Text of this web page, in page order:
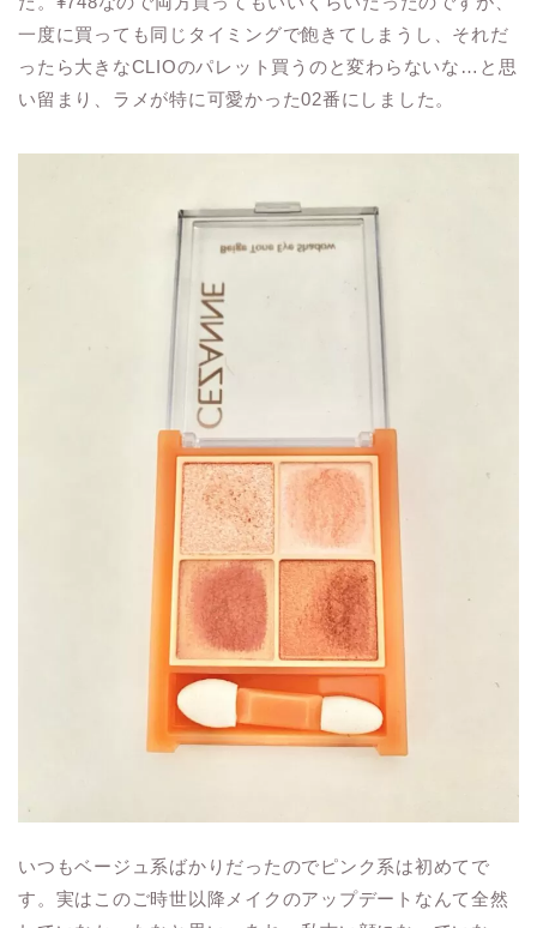
一度に買っても同じタイミングで飽きてしまうし、それだ
ったら大きなCLIOのパレット買うのと変わらないな…と思
い留まり、ラメが特に可愛かった02番にしました。
いつもベージュ系ばかりだったのでピンク系は初めてで
す。実はこのご時世以降メイクのアップデートなんて全然